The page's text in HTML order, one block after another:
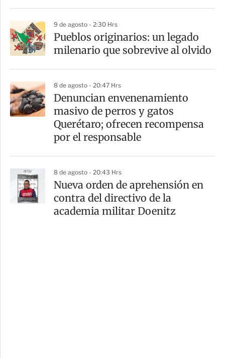
9 de agosto - 2:30 Hrs
Pueblos originarios: un legado
milenario que sobrevive al olvido
8 de agosto - 20:47 Hrs
Denuncian envenenamiento
masivo de perros y gatos
Querétaro; ofrecen recompensa
por el responsable
8 de agosto - 20:43 Hrs
Nueva orden de aprehensión en
contra del directivo de la
academia militar Doenitz